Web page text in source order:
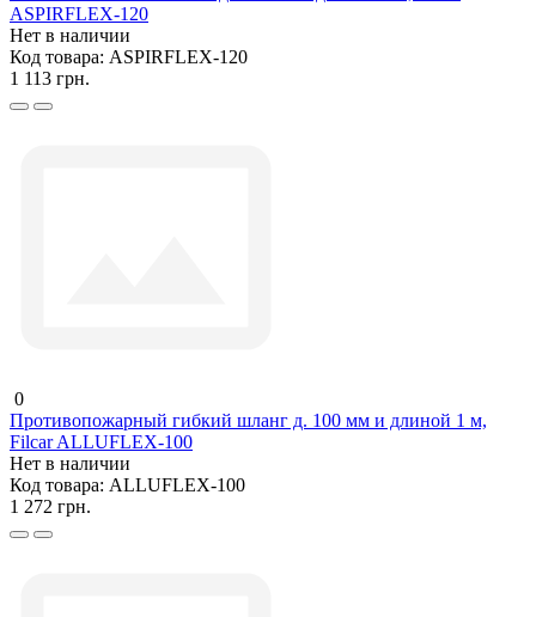
ASPIRFLEX-120
Нет в наличии
Код товара: ASPIRFLEX-120
1 113 грн.
0
Противопожарный гибкий шланг д. 100 мм и длиной 1 м,
Filcar ALLUFLEX-100
Нет в наличии
Код товара: ALLUFLEX-100
1 272 грн.